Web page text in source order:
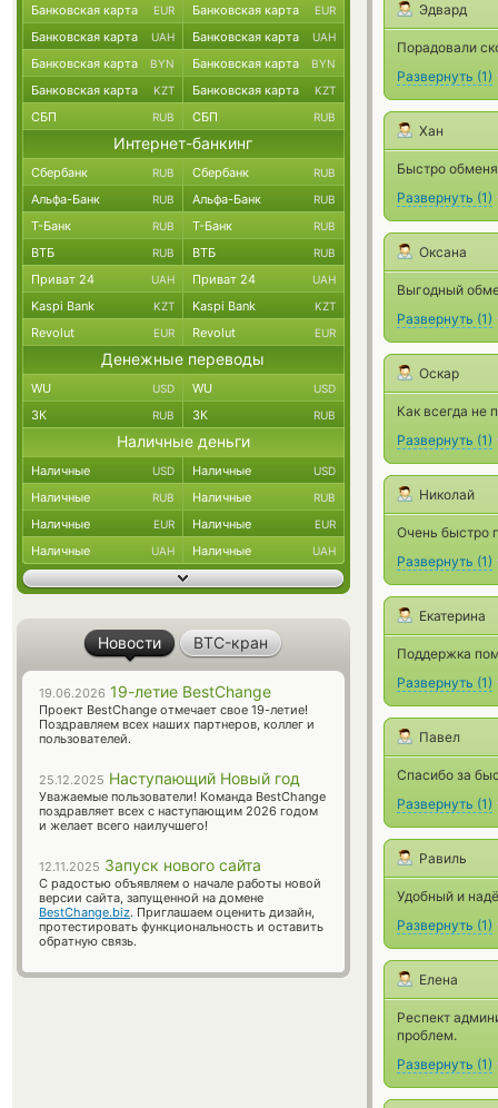
Эдвард
Порадовали
Развернуть (1)
Хан
Быстро
Развернуть (1)
Оксана
Выгодный
Развернуть (1)
Оскар
Как всегда не
Развернуть (1)
Николай
Очень быстро
Развернуть (1)
Екатерина
Поддержка
Развернуть (1)
Павел
Спасибо за
Развернуть (1)
Равиль
Удобный и
Развернуть (1)
Елена
Респект
проблем.
Развернуть (1)
Банковская карта EUR Банковская карта EUR
Банковская карта UAH Банковская карта UAH
Банковская карта BYN Банковская карта BYN
Банковская карта KZT Банковская карта KZT
СБП RUB СБП RUB
Интернет-банкинг
Сбербанк RUB Сбербанк RUB
Альфа-Банк RUB Альфа-Банк RUB
Т-Банк RUB Т-Банк RUB
ВТБ RUB ВТБ RUB
Приват 24 UAH Приват 24 UAH
Kaspi Bank KZT Kaspi Bank KZT
Revolut EUR Revolut EUR
Денежные переводы
WU USD WU USD
ЗК RUB ЗК RUB
Наличные деньги
Наличные USD Наличные USD
Наличные RUB Наличные RUB
Наличные EUR Наличные EUR
Наличные UAH Наличные UAH
Новости BTC-кран
19.06.2026 19-летие BestChange
Проект BestChange отмечает свое 19-летие!
Поздравляем всех наших партнеров, коллег и
пользователей.
25.12.2025 Наступающий Новый год
Уважаемые пользователи! Команда BestChange
поздравляет всех с наступающим 2026 годом
и желает всего наилучшего!
12.11.2025 Запуск нового сайта
С радостью объявляем о начале работы новой
версии сайта, запущенной на домене
BestChange.biz. Приглашаем оценить дизайн,
протестировать функциональность и оставить
обратную связь.